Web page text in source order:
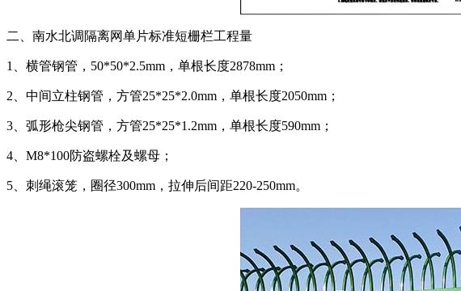
二、南水北调隔离网单片标准短栅栏工程量
1、横管钢管，50*50*2.5mm，单根长度2878mm；
2、中间立柱钢管，方管25*25*2.0mm，单根长度2050mm；
3、弧形枪尖钢管，方管25*25*1.2mm，单根长度590mm；
4、M8*100防盗螺栓及螺母；
5、刺绳滚笼，圈径300mm，拉伸后间距220-250mm。